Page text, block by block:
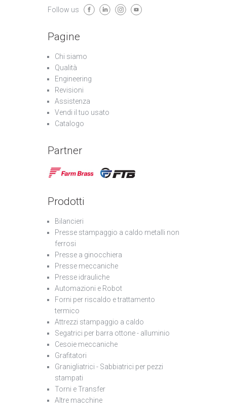
Follow us
Pagine
Chi siamo
Qualità
Engineering
Revisioni
Assistenza
Vendi il tuo usato
Catalogo
Partner
Prodotti
Bilancieri
Presse stampaggio a caldo metalli non
ferrosi
Presse a ginocchiera
Presse meccaniche
Presse idrauliche
Automazioni e Robot
Forni per riscaldo e trattamento
termico
Attrezzi stampaggio a caldo
Segatrici per barra ottone - alluminio
Cesoie meccaniche
Grafitatori
Granigliatrici - Sabbiatrici per pezzi
stampati
Torni e Transfer
Altre macchine